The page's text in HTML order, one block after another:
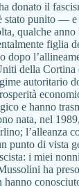
donato il
stato punito —
qualche
figlia
dopo
della
autoritario
e hanno
nata, nel
l’alleanza
punto di vista
i miei
ha